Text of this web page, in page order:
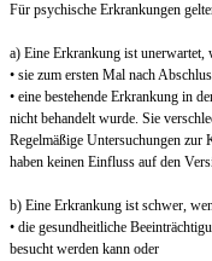
Für psychische Erkrankungen
a) Eine Erkrankung ist unerwartet,
• sie zum ersten Mal nach
• eine bestehende Erkrankung in
nicht behandelt wurde. Sie
Regelmäßige Untersuchungen zur
haben keinen Einfluss auf den
b) Eine Erkrankung ist schwer,
• die gesundheitliche
besucht werden kann oder